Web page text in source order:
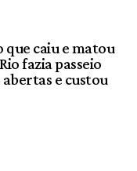
caiu e matou
fazia passeio
e custou